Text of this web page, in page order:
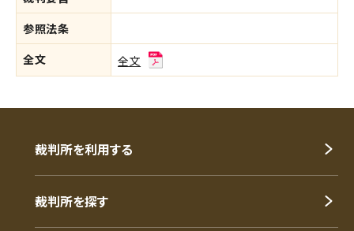
参照法条
全文
全文
裁判所を利用する
裁判所を探す